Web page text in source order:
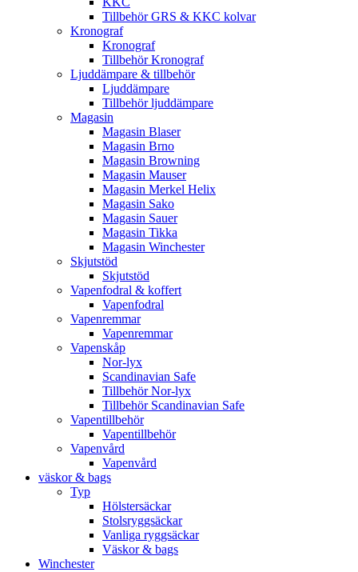
Tillbehör GRS & KKC kolvar
Kronograf
Kronograf
Tillbehör Kronograf
Ljuddämpare & tillbehör
Ljuddämpare
Tillbehör ljuddämpare
Magasin
Magasin Blaser
Magasin Brno
Magasin Browning
Magasin Mauser
Magasin Merkel Helix
Magasin Sako
Magasin Sauer
Magasin Tikka
Magasin Winchester
Skjutstöd
Skjutstöd
Vapenfodral & koffert
Vapenfodral
Vapenremmar
Vapenremmar
Vapenskåp
Nor-lyx
Scandinavian Safe
Tillbehör Nor-lyx
Tillbehör Scandinavian Safe
Vapentillbehör
Vapentillbehör
Vapenvård
Vapenvård
väskor & bags
Typ
Hölstersäckar
Stolsryggsäckar
Vanliga ryggsäckar
Väskor & bags
Winchester